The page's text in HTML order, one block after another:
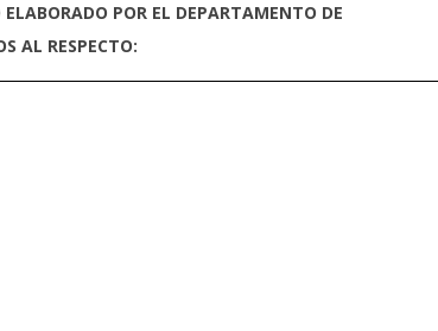
POR EL DEPARTAMENTO DE
AL RESPECTO: